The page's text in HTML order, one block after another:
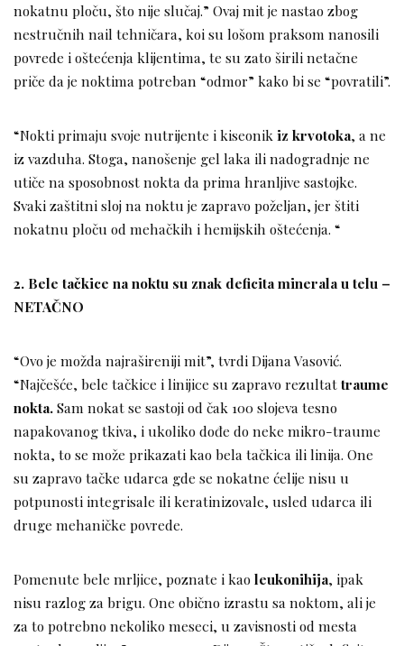
nokatnu ploču, što nije slučaj.” Ovaj mit je nastao zbog
nestručnih nail tehničara, koi su lošom praksom nanosili
povrede i oštećenja klijentima, te su zato širili netačne
priče da je noktima potreban “odmor” kako bi se “povratili”.
“Nokti primaju svoje nutrijente i kiseonikiz krvotoka, a ne
iz vazduha. Stoga, nanošenje gel laka ili nadogradnje ne
utiče na sposobnost nokta da prima hranljive sastojke.
Svaki zaštitni sloj na noktu je zapravo poželjan, jer štiti
nokatnu ploču od mehačkih i hemijskih oštećenja. “
2. Bele tačkice na noktu su znak deficita minerala u telu –
NETAČNO
“Ovo je možda najrašireniji mit”, tvrdi Dijana Vasović.
“Najčešće, bele tačkice i linijice su zapravo rezultattraume
nokta.Sam nokat se sastoji od čak 100 slojeva tesno
napakovanog tkiva, i ukoliko dođe do neke mikro-traume
nokta, to se može prikazati kao bela tačkica ili linija. One
su zapravo tačke udarca gde se nokatne ćelije nisu u
potpunosti integrisale ili keratinizovale, usled udarca ili
druge mehaničke povrede.
Pomenute bele mrljice, poznate i kaoleukonihija, ipak
nisu razlog za brigu. One obično izrastu sa noktom, ali je
za to potrebno nekoliko meseci, u zavisnosti od mesta